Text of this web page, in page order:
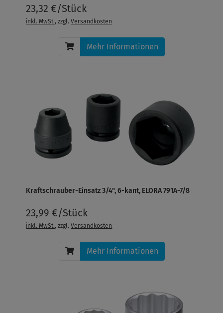
23,32 €/Stück
inkl. MwSt., zzgl.Versandkosten
Mehr Informationen
Kraftschrauber-Einsatz 3/4", 6-kant, ELORA 791A-7/8
23,99 €/Stück
inkl. MwSt., zzgl.Versandkosten
Mehr Informationen